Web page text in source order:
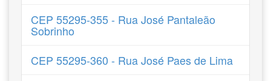
CEP 55295-355 - Rua José Pantaleão
Sobrinho
CEP 55295-360 - Rua José Paes de Lima